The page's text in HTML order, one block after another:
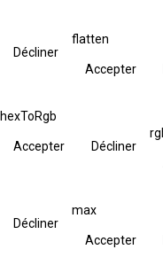
Décliner
flatten
Accepter
hexToRgb
Accepter Décliner
Décliner
max
Accepter